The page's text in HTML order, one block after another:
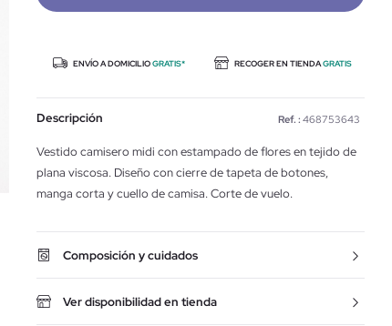
ENVÍO A DOMICILIOGRATIS* RECOGER EN TIENDAGRATIS
Descripción Ref. : 468753643
Vestido camisero midi con estampado de flores en tejido de
plana viscosa. Diseño con cierre de tapeta de botones,
manga corta y cuello de camisa. Corte de vuelo.
Composición y cuidados
Ver disponibilidad en tienda